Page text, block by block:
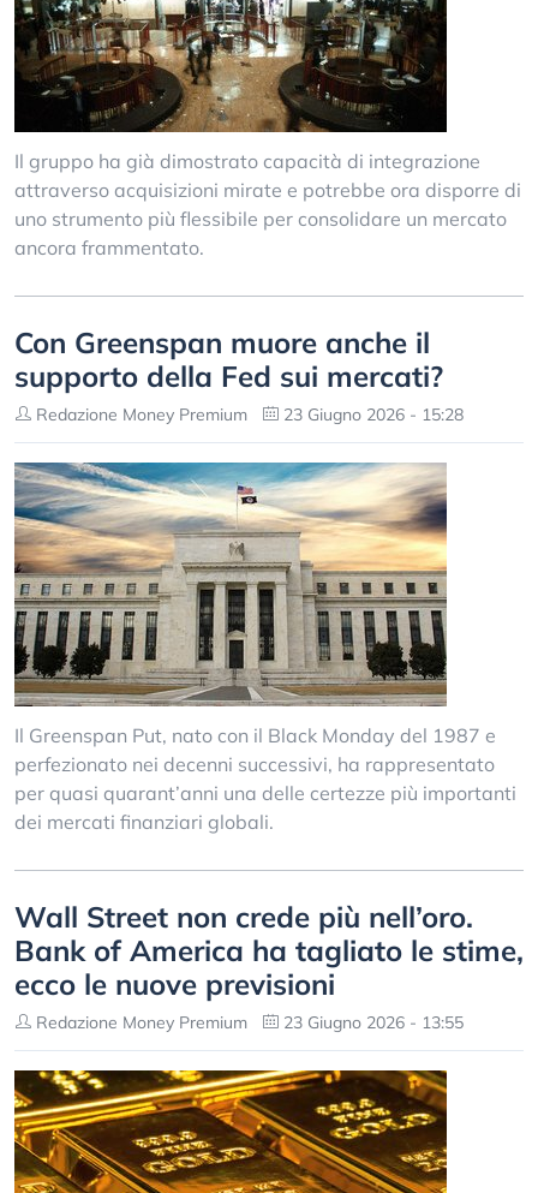
Il gruppo ha già dimostrato capacità di integrazione
attraverso acquisizioni mirate e potrebbe ora disporre di
uno strumento più flessibile per consolidare un mercato
ancora frammentato.
Con Greenspan muore anche il
supporto della Fed sui mercati?
Redazione Money Premium 23 Giugno 2026 - 15:28
Il Greenspan Put, nato con il Black Monday del 1987 e
perfezionato nei decenni successivi, ha rappresentato
per quasi quarant’anni una delle certezze più importanti
dei mercati finanziari globali.
Wall Street non crede più nell’oro.
Bank of America ha tagliato le stime,
ecco le nuove previsioni
Redazione Money Premium 23 Giugno 2026 - 13:55